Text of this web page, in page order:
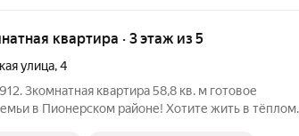
квартира · 3 этаж из 5
улица,4
квартира 58,8 кв. м готовое
в Пионерском районе! Хотите жить в тёплом